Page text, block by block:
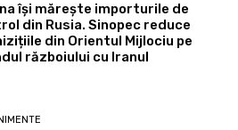
își mărește importurile de
din Rusia. Sinopec reduce
din Orientul Mijlociu pe
războiului cu Iranul